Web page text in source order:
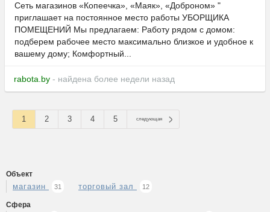
Сеть магазинов «Копеечка», «Маяк», «Доброном» "
приглашает на постоянное место работы УБОРЩИКА
ПОМЕЩЕНИЙ Мы предлагаем: Работу рядом с домом:
подберем рабочее место максимально близкое и удобное к
вашему дому; Комфортный...
rabota.by - найдена более недели назад
1 2 3 4 5 следующая
Объект
магазин 31 торговый зал 12
Сфера